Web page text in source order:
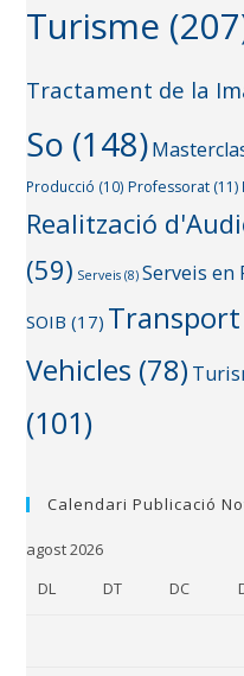
Turisme
Tractament de la
So (148)
Producció (10) Professorat (11)
Realització
(59) Serveis (8) Serveis en
SOIB (17)
Vehicles (78)
(101)
Calendari Publicació
agost 2026
DL
DT DC